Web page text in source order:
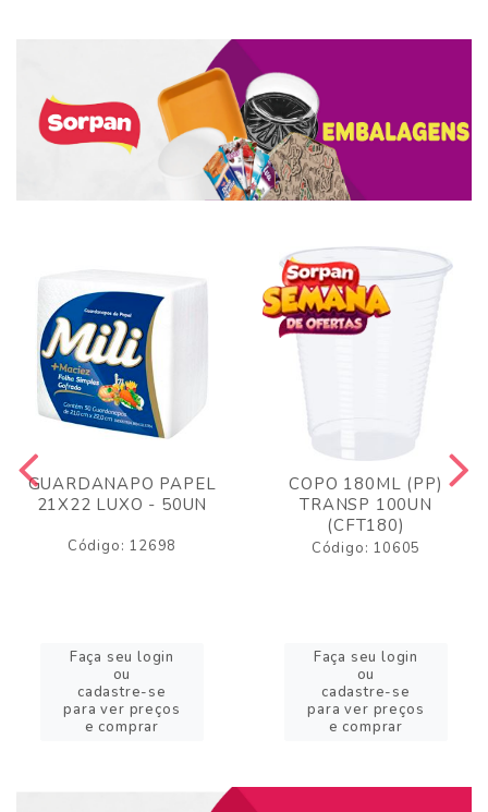
GUARDANAPO PAPEL
21X22 LUXO - 50UN
Código: 12698
Faça seu login
ou
cadastre-se
para ver preços
e comprar
COPO 180ML (PP)
TRANSP 100UN
(CFT180)
Código: 10605
Faça seu login
ou
cadastre-se
para ver preços
e comprar